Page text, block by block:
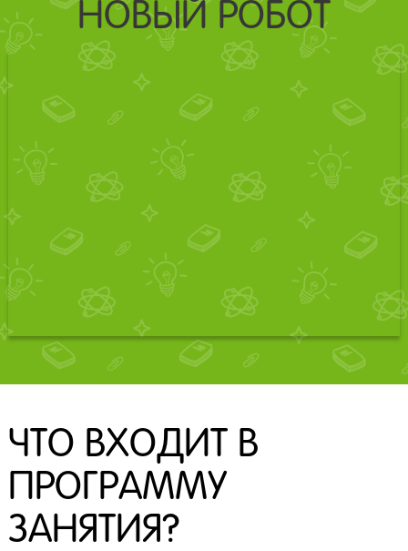
НОВЫЙ РОБОТ
ЧТО ВХОДИТ В
ПРОГРАММУ
ЗАНЯТИЯ?